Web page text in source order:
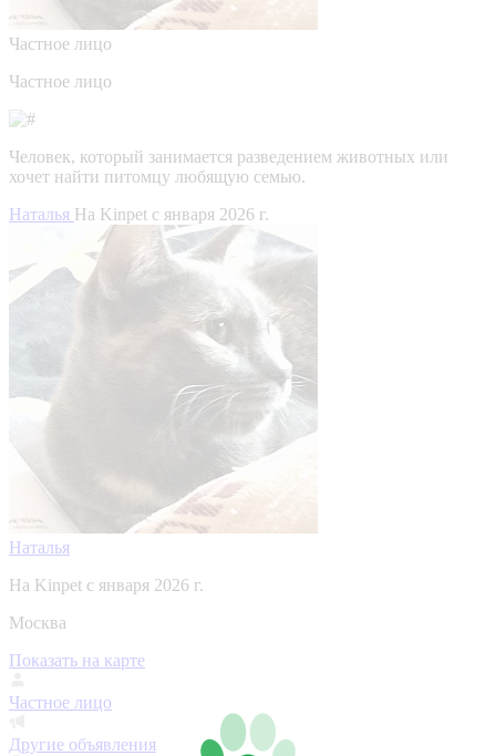
Частное лицо
Частное лицо
Человек, который занимается разведением животных или
хочет найти питомцу любящую семью.
Наталья На Kinpet c января 2026 г.
Наталья
На Kinpet c января 2026 г.
Москва
Показать на карте
Частное лицо
Другие объявления